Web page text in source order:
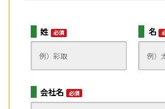
姓 必須 名
会社名 必須